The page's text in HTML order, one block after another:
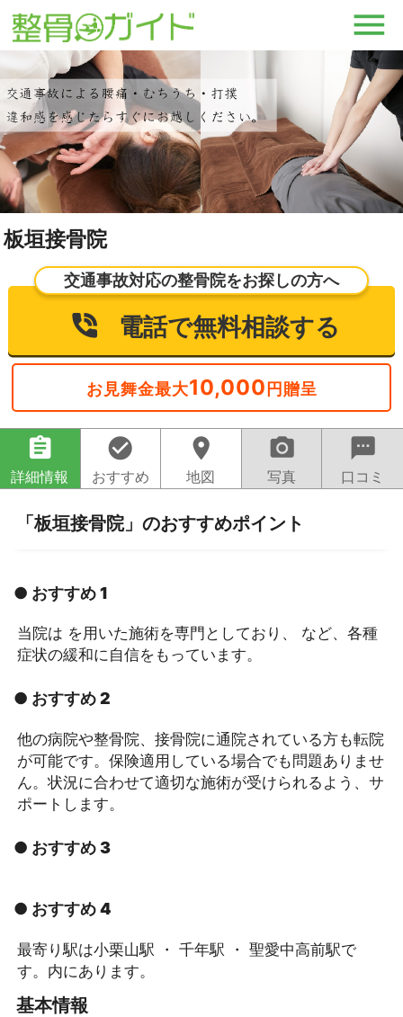
板垣接骨院
交通事故対応の整骨院をお探しの方へ
電話で無料相談する
お見舞金最大10,000 円贈呈
assignment
詳細情報
check_circle
おすすめ
location_on
地図
camera_alt
写真
sms
口コミ
「板垣接骨院」のおすすめポイント
● おすすめ 1
当院は を用いた施術を専門としており、 など、各種
症状の緩和に自信をもっています。
● おすすめ 2
他の病院や整骨院、接骨院に通院されている方も転院
が可能です。保険適用している場合でも問題ありませ
ん。状況に合わせて適切な施術が受けられるよう、サ
ポートします。
● おすすめ 3
● おすすめ 4
最寄り駅は小栗山駅 ・ 千年駅 ・ 聖愛中高前駅で
す。内にあります。
基本情報